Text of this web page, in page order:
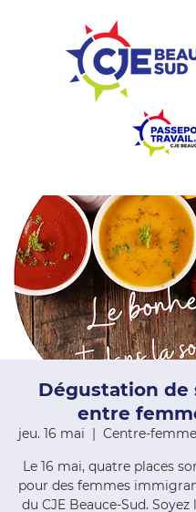
Dégustation de
entre
jeu. 16 mai
  |
Centre-
Le 16 mai, quatre places
pour des femmes
du CJE Beauce-Sud. Soyez